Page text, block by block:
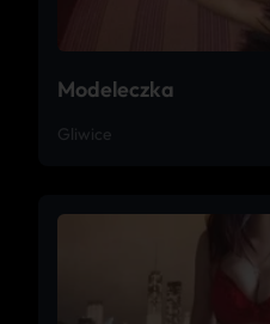
Modeleczka
Gliwice